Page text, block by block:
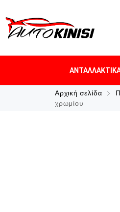
Αρχική σελίδα
χρωμίου